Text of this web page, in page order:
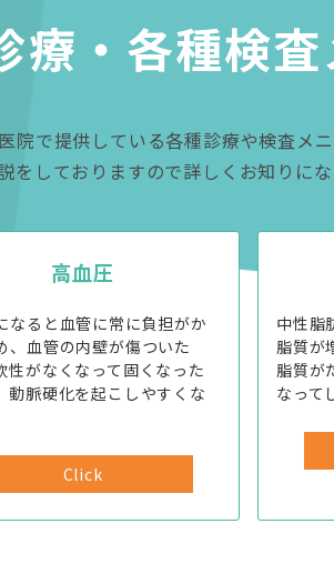
療・各種検
院で提供している各種診療や検査メ
をしておりますので詳しくお知りに
高血圧
なると血管に常に負担がか
、血管の内壁が傷ついた
性がなくなって固くなった
動脈硬化を起こしやすくな
Click
中性脂
脂質が
脂質が
なって